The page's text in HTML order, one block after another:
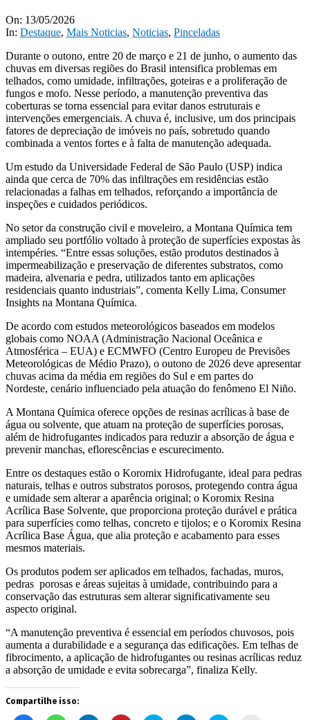
On: 13/05/2026
In: Destaque, Mais Noticias, Noticias, Pinceladas
Durante o outono, entre 20 de março e 21 de junho, o aumento das
chuvas em diversas regiões do Brasil intensifica problemas em
telhados, como umidade, infiltrações, goteiras e a proliferação de
fungos e mofo. Nesse período, a manutenção preventiva das
coberturas se torna essencial para evitar danos estruturais e
intervenções emergenciais. A chuva é, inclusive, um dos principais
fatores de depreciação de imóveis no país, sobretudo quando
combinada a ventos fortes e à falta de manutenção adequada.
Um estudo da Universidade Federal de São Paulo (USP) indica
ainda que cerca de 70% das infiltrações em residências estão
relacionadas a falhas em telhados, reforçando a importância de
inspeções e cuidados periódicos.
No setor da construção civil e moveleiro, a Montana Química tem
ampliado seu portfólio voltado à proteção de superfícies expostas às
intempéries. “Entre essas soluções, estão produtos destinados à
impermeabilização e preservação de diferentes substratos, como
madeira, alvenaria e pedra, utilizados tanto em aplicações
residenciais quanto industriais”, comenta Kelly Lima, Consumer
Insights na Montana Química.
De acordo com estudos meteorológicos baseados em modelos
globais como NOAA (Administração Nacional Oceânica e
Atmosférica – EUA) e ECMWFO (Centro Europeu de Previsões
Meteorológicas de Médio Prazo), o outono de 2026 deve apresentar
chuvas acima da média em regiões do Sul e em partes do
Nordeste, cenário influenciado pela atuação do fenômeno El Niño.
A Montana Química oferece opções de resinas acrílicas à base de
água ou solvente, que atuam na proteção de superfícies porosas,
além de hidrofugantes indicados para reduzir a absorção de água e
prevenir manchas, eflorescências e escurecimento.
Entre os destaques estão o Koromix Hidrofugante, ideal para pedras
naturais, telhas e outros substratos porosos, protegendo contra água
e umidade sem alterar a aparência original; o Koromix Resina
Acrílica Base Solvente, que proporciona proteção durável e prática
para superfícies como telhas, concreto e tijolos; e o Koromix Resina
Acrílica Base Água, que alia proteção e acabamento para esses
mesmos materiais.
Os produtos podem ser aplicados em telhados, fachadas, muros,
pedras porosas e áreas sujeitas à umidade, contribuindo para a
conservação das estruturas sem alterar significativamente seu
aspecto original.
“A manutenção preventiva é essencial em períodos chuvosos, pois
aumenta a durabilidade e a segurança das edificações. Em telhas de
fibrocimento, a aplicação de hidrofugantes ou resinas acrílicas reduz
a absorção de umidade e evita sobrecarga”, finaliza Kelly.
Compartilhe isso: